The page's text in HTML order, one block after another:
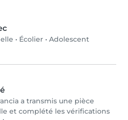
• Écolier • Adolescent
a transmis une pièce
et complété les vérifications